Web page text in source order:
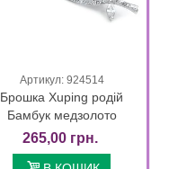
Артикул: 924514
Брошка Xuping родій
Бамбук медзолото
265,00 грн.